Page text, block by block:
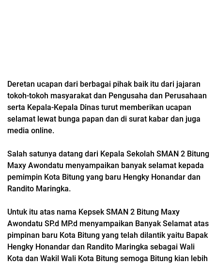
Deretan ucapan dari berbagai pihak baik itu dari jajaran
tokoh-tokoh masyarakat dan Pengusaha dan Perusahaan
serta Kepala-Kepala Dinas turut memberikan ucapan
selamat lewat bunga papan dan di surat kabar dan juga
media online.
Salah satunya datang dari Kepala Sekolah SMAN 2 Bitung
Maxy Awondatu menyampaikan banyak selamat kepada
pemimpin Kota Bitung yang baru Hengky Honandar dan
Randito Maringka.
Untuk itu atas nama Kepsek SMAN 2 Bitung Maxy
Awondatu SP.d MP.d menyampaikan Banyak Selamat atas
pimpinan baru Kota Bitung yang telah dilantik yaitu Bapak
Hengky Honandar dan Randito Maringka sebagai Wali
Kota dan Wakil Wali Kota Bitung semoga Bitung kian lebih